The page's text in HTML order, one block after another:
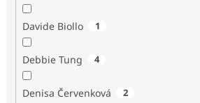
Davide Biollo 1
Debbie Tung 4
Denisa Červenková 2